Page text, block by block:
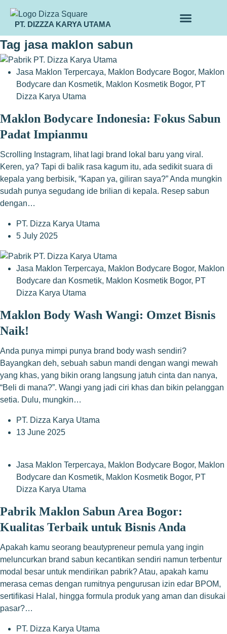
PT. DIZZZA KARYA UTAMA
Tag jasa maklon sabun
Jasa Maklon Terpercaya, Maklon Bodycare Bogor, Maklon
Bodycare dan Kosmetik, Maklon Kosmetik Bogor, PT
Dizza Karya Utama
Maklon Bodycare Indonesia: Fokus Sabun
Padat Impianmu
Scrolling Instagram, lihat lagi brand lokal baru yang viral.
Keren, ya? Tapi di balik rasa kagum itu, ada sedikit suara di
kepala yang berbisik, “Kapan ya, giliran saya?” Anda mungkin
sudah punya segudang ide brilian di kepala. Resep sabun
dengan…
PT. Dizza Karya Utama
5 July 2025
Jasa Maklon Terpercaya, Maklon Bodycare Bogor, Maklon
Bodycare dan Kosmetik, Maklon Kosmetik Bogor, PT
Dizza Karya Utama
Maklon Body Wash Wangi: Omzet Bisnis
Naik!
Anda punya mimpi punya brand body wash sendiri?
Bayangkan deh, sebuah sabun mandi dengan wangi mewah
yang khas, yang bikin orang langsung jatuh cinta dan nanya,
“Beli di mana?”. Wangi yang jadi ciri khas dan bikin pelanggan
setia. Dulu, mungkin…
PT. Dizza Karya Utama
13 June 2025
Jasa Maklon Terpercaya, Maklon Bodycare Bogor, Maklon
Bodycare dan Kosmetik, Maklon Kosmetik Bogor, PT
Dizza Karya Utama
Pabrik Maklon Sabun Area Bogor:
Kualitas Terbaik untuk Bisnis Anda
Apakah kamu seorang beautypreneur pemula yang ingin
meluncurkan brand sabun kecantikan sendiri namun terbentur
modal besar untuk mendirikan pabrik? Atau, apakah kamu
merasa cemas dengan rumitnya pengurusan izin edar BPOM,
sertifikasi Halal, hingga formula produk yang aman dan disukai
pasar?…
PT. Dizza Karya Utama